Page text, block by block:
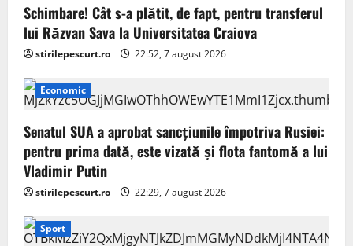
Schimbare! Cât s-a plătit, de fapt, pentru transferul
lui Răzvan Sava la Universitatea Craiova
stirilepescurt.ro 22:52, 7 august 2026
Economic
Senatul SUA a aprobat sancțiunile împotriva Rusiei:
pentru prima dată, este vizată și flota fantomă a lui
Vladimir Putin
stirilepescurt.ro 22:29, 7 august 2026
Sport